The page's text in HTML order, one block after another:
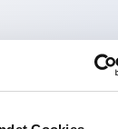
2 Stufen,
2